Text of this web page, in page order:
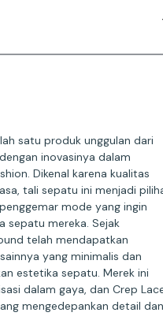
satu produk unggulan dari
inovasinya dalam
Dikenal karena kualitas
tali sepatu ini menjadi
mode yang ingin
sepatu mereka. Sejak
telah mendapatkan
yang minimalis dan
estetika sepatu. Merek ini
dalam gaya, dan Crep
mengedepankan detail dan